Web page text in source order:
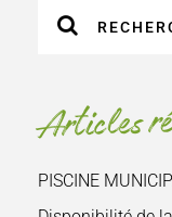
sur
Articles
PISCINE